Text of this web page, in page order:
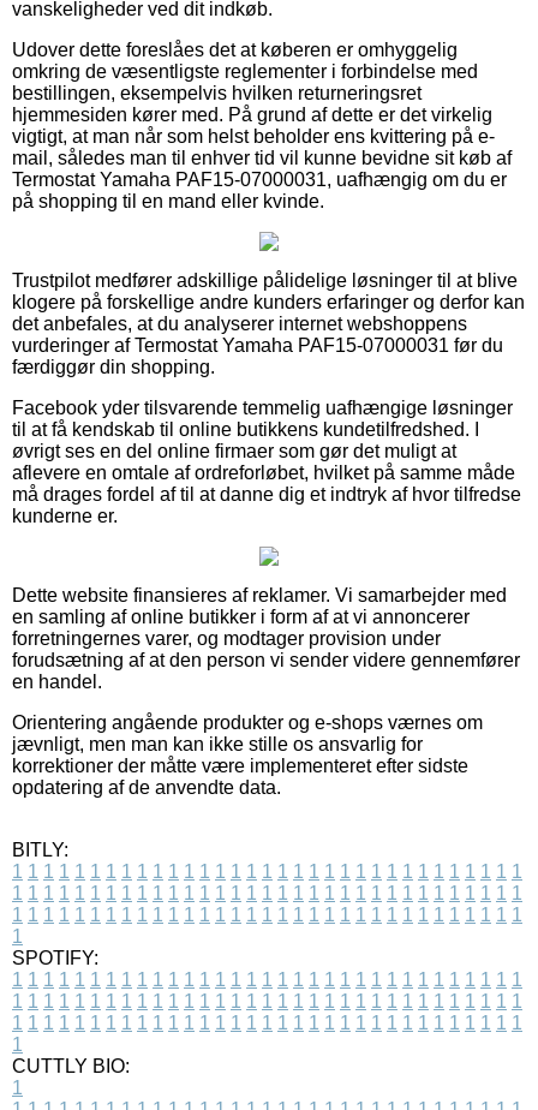
vanskeligheder ved dit indkøb.
Udover dette foreslåes det at køberen er omhyggelig
omkring de væsentligste reglementer i forbindelse med
bestillingen, eksempelvis hvilken returneringsret
hjemmesiden kører med. På grund af dette er det virkelig
vigtigt, at man når som helst beholder ens kvittering på e-
mail, således man til enhver tid vil kunne bevidne sit køb af
Termostat Yamaha PAF15-07000031, uafhængig om du er
på shopping til en mand eller kvinde.
Trustpilot medfører adskillige pålidelige løsninger til at blive
klogere på forskellige andre kunders erfaringer og derfor kan
det anbefales, at du analyserer internet webshoppens
vurderinger af Termostat Yamaha PAF15-07000031 før du
færdiggør din shopping.
Facebook yder tilsvarende temmelig uafhængige løsninger
til at få kendskab til online butikkens kundetilfredshed. I
øvrigt ses en del online firmaer som gør det muligt at
aflevere en omtale af ordreforløbet, hvilket på samme måde
må drages fordel af til at danne dig et indtryk af hvor tilfredse
kunderne er.
Dette website finansieres af reklamer. Vi samarbejder med
en samling af online butikker i form af at vi annoncerer
forretningernes varer, og modtager provision under
forudsætning af at den person vi sender videre gennemfører
en handel.
Orientering angående produkter og e-shops værnes om
jævnligt, men man kan ikke stille os ansvarlig for
korrektioner der måtte være implementeret efter sidste
opdatering af de anvendte data.
BITLY:
1 1 1 1 1 1 1 1 1 1 1 1 1 1 1 1 1 1 1 1 1 1 1 1 1 1 1 1 1 1 1 1 1
1 1 1 1 1 1 1 1 1 1 1 1 1 1 1 1 1 1 1 1 1 1 1 1 1 1 1 1 1 1 1 1 1
1 1 1 1 1 1 1 1 1 1 1 1 1 1 1 1 1 1 1 1 1 1 1 1 1 1 1 1 1 1 1 1 1
1
SPOTIFY:
1 1 1 1 1 1 1 1 1 1 1 1 1 1 1 1 1 1 1 1 1 1 1 1 1 1 1 1 1 1 1 1 1
1 1 1 1 1 1 1 1 1 1 1 1 1 1 1 1 1 1 1 1 1 1 1 1 1 1 1 1 1 1 1 1 1
1 1 1 1 1 1 1 1 1 1 1 1 1 1 1 1 1 1 1 1 1 1 1 1 1 1 1 1 1 1 1 1 1
1
CUTTLY BIO:
1